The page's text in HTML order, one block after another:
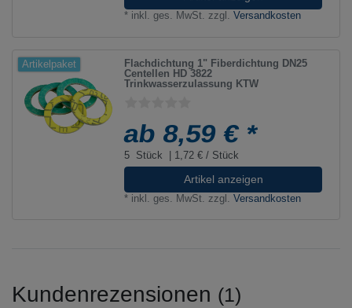
* inkl. ges. MwSt. zzgl.Versandkosten
Artikelpaket
Flachdichtung 1" Fiberdichtung DN25
Centellen HD 3822
Trinkwasserzulassung KTW
ab 8,59 € *
5 Stück | 1,72 € / Stück
Artikel anzeigen
* inkl. ges. MwSt. zzgl.Versandkosten
Kundenrezensionen (1)